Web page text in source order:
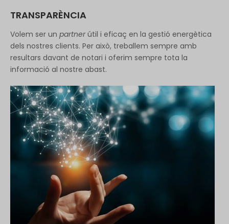
TRANSPARÈNCIA
Volem ser un partnerútil i eficaç en la gestió energètica
dels nostres clients. Per això, treballem sempre amb
resultars davant de notari i oferim sempre tota la
informació al nostre abast.